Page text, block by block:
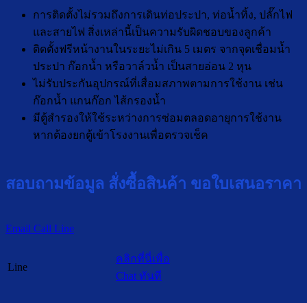
การติดตั้งไม่รวมถึงการเดินท่อประปา, ท่อน้ำทิ้ง, ปลั๊กไฟ
และสายไฟ สิ่งเหล่านี้เป็นความรับผิดชอบของลูกค้า
ติดตั้งฟรีหน้างานในระยะไม่เกิน 5 เมตร จากจุดเชื่อมน้ำ
ประปา ก๊อกน้ำ หรือวาล์วน้ำ เป็นสายอ่อน 2 หุน
ไม่รับประกันอุปกรณ์ที่เสื่อมสภาพตามการใช้งาน เช่น
ก๊อกน้ำ แกนก๊อก ไส้กรองน้ำ
มีตู้สำรองให้ใช้ระหว่างการซ่อมตลอดอายุการใช้งาน
หากต้องยกตู้เข้าโรงงานเพื่อตรวจเช็ค
สอบถามข้อมูล สั่งซื้อสินค้า ขอใบเสนอราคา
Email Call Line
Line
คลิกที่นี่เพื่อ
Chat ทันที